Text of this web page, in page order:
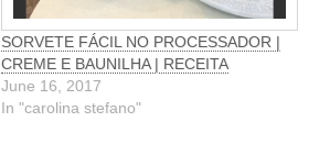
SORVETE FÁCIL NO PROCESSADOR |
CREME E BAUNILHA | RECEITA
June 16, 2017
In "carolina stefano"